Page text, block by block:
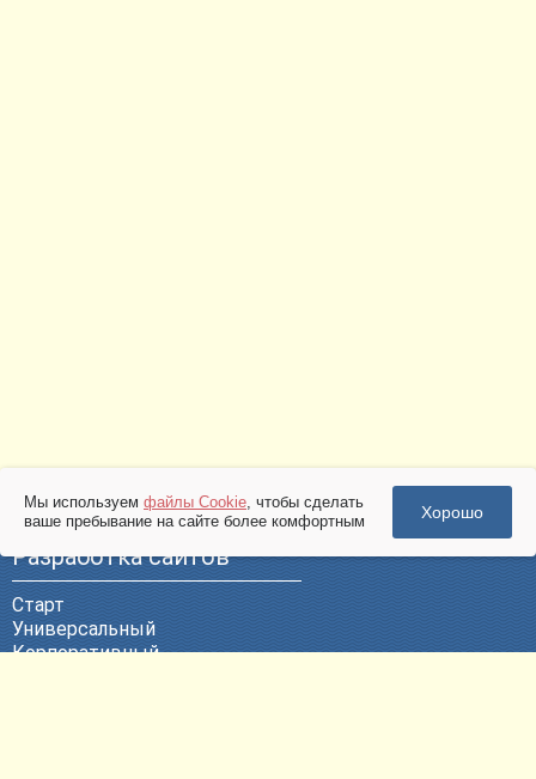
Разработка сайтов
Старт
Универсальный
Корпоративный
Мы используем файлы Cookie, чтобы сделать
ваше пребывание на сайте более комфортным
Хорошо